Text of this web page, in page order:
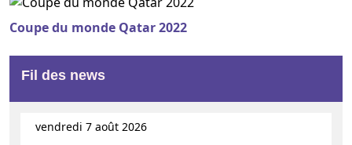
Coupe du monde Qatar 2022
Fil des news
vendredi 7 août 2026